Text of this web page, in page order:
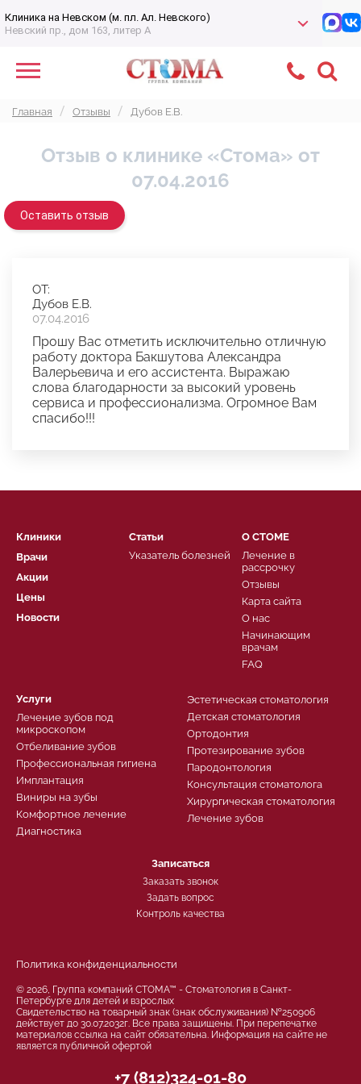
Клиника на Невском (м. пл. Ал. Невского)
Невский пр., дом 163, литер А
Главная Отзывы Дубов Е.В.
Отзыв о клинике «Стома» от
07.04.2016
Оставить отзыв
ОТ:
Дубов Е.В.
07.04.2016
Прошу Вас отметить исключительно отличную
работу доктора Бакшутова Александра
Валерьевича и его ассистента. Выражаю
слова благодарности за высокий уровень
сервиса и профессионализма. Огромное Вам
спасибо!!!
Клиники
Врачи
Акции
Цены
Новости
Услуги
Лечение зубов под
микроскопом
Отбеливание зубов
Профессиональная гигиена
Имплантация
Виниры на зубы
Комфортное лечение
Диагностика
Эстетическая стоматология
Детская стоматология
Ортодонтия
Протезирование зубов
Пародонтология
Консультация стоматолога
Хирургическая стоматология
Лечение зубов
О СТОМЕ
Лечение в
рассрочку
Отзывы
Карта сайта
О нас
Начинающим
врачам
FAQ
Статьи
Указатель болезней
Записаться
Заказать звонок
Задать вопрос
Контроль качества
Политика конфиденциальности
© 2026, Группа компаний СТОМА™ - Стоматология в Санкт-
Петербурге для детей и взрослых
Свидетельство на товарный знак (знак обслуживания) №250906
действует до 30.07.2032г. Все права защищены. При перепечатке
материалов ссылка на сайт обязательна. Информация на сайте не
является публичной офертой
+7 (812)324-01-80